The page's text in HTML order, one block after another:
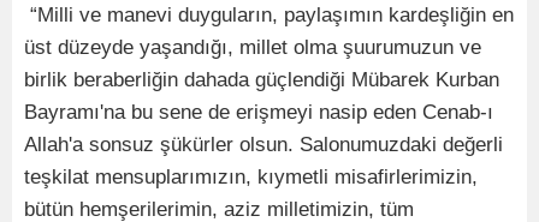
“Milli ve manevi duyguların, paylaşımın kardeşliğin en
üst düzeyde yaşandığı, millet olma şuurumuzun ve
birlik beraberliğin dahada güçlendiği Mübarek Kurban
Bayramı'na bu sene de erişmeyi nasip eden Cenab-ı
Allah'a sonsuz şükürler olsun. Salonumuzdaki değerli
teşkilat mensuplarımızın, kıymetli misafirlerimizin,
bütün hemşerilerimin, aziz milletimizin, tüm